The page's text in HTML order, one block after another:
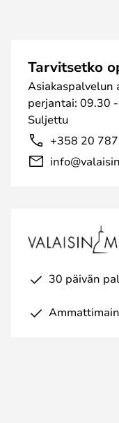
Tarvitsetko
Asiakaspalvelun
perjantai: 09.30
Suljettu
+358 20
30 päivän